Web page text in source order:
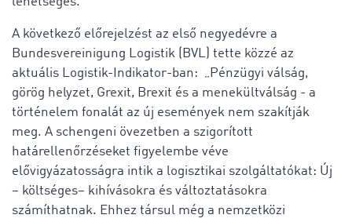
A következő előrejelzést az első negyedévre a
Bundesvereinigung Logistik (BVL) tette közzé az
aktuális Logistik-Indikator-ban: „Pénzügyi válság,
görög helyzet, Grexit, Brexit és a menekültválság - a
történelem fonalát az új események nem szakítják
meg. A schengeni övezetben a szigorított
határellenőrzéseket figyelembe véve
elővigyázatosságra intik a logisztikai szolgáltatókat: Új
– költséges– kihívásokra és változtatásokra
számíthatnak. Ehhez társul még a nemzetközi